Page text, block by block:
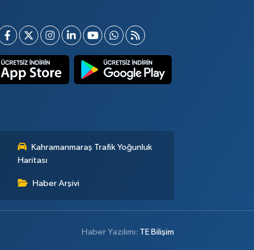
Kahramanmaraş Trafik Yoğunluk
Haritası
Haber Arşivi
Haber Yazılımı: TE Bilişim